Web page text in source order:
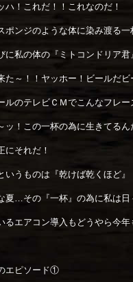
ハ！これだ！！これなのだ！
ポンジのような体に染み渡る一
に私の体の『ミトコンドリア君
た～！！ヤッホー！ビールだ
ルのテレビＣＭでこんなフレー
ッ！この一杯の為に生きてるん
にそれだ！
いうものは『乾けば乾くほど
夏…その『一杯』の為に私は日
るエアコン導入もどうやら今
エピソード①